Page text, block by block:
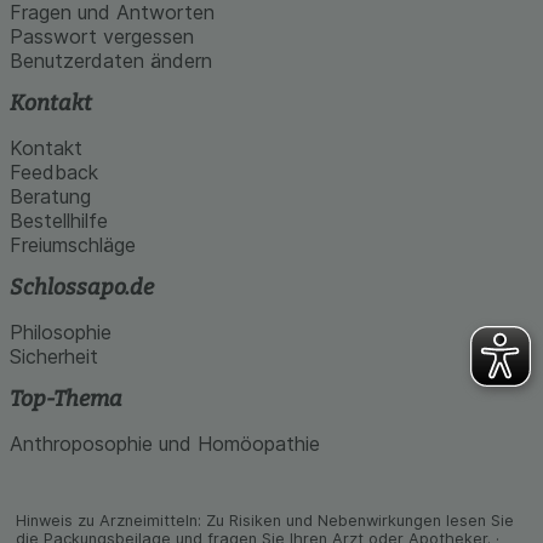
Werbung auf Drittseiten möglichst relevant für Sie
zu gestalten. Bitte beachten Sie, dass Daten
hierfür teilweise an Dritte wie z.B. Google oder
soziale Medien übertragen werden.
Fragen und Antworten
Passwort vergessen
Benutzerdaten ändern
Kontakt
Kontakt
Feedback
Beratung
Bestellhilfe
Freiumschläge
Schlossapo.de
Philosophie
Sicherheit
Top-Thema
Anthroposophie und Homöopathie
Hinweis zu Arzneimitteln: Zu Risiken und Neben­wirkungen lesen Sie
die Packungs­beilage und fragen Sie Ihren Arzt oder Apo­theker. ·